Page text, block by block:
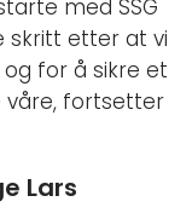
med SSG
skritt etter at vi
og for å sikre et
våre, fortsetter
Lars